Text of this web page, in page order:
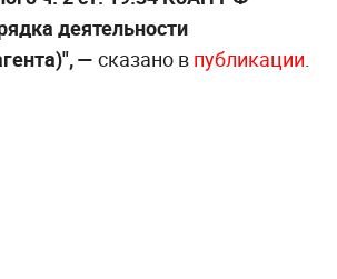
деятельности
— сказано в публикации.